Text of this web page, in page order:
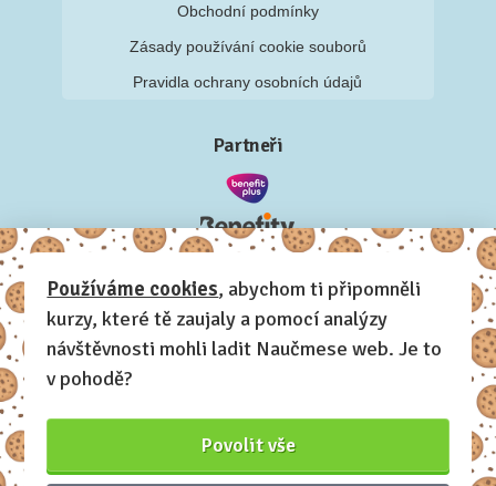
Obchodní podmínky
Zásady používání cookie souborů
Pravidla ochrany osobních údajů
Partneři
Používáme cookies, abychom ti připomněli
kurzy, které tě zaujaly a pomocí analýzy
návštěvnosti mohli ladit Naučmese web. Je to
v pohodě?
Povolit vše